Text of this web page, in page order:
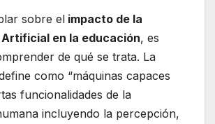
sobre el impacto de la
en la educación, es
de qué se trata. La
como “máquinas capaces
funcionalidades de la
incluyendo la percepción,